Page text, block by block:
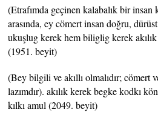
(Etrafımda geçinen kalabalık bir
arasında, ey cömert insan doğru,
ukuşlug kerek hem biliglig kerek
(1951. beyit)
(Bey bilgili ve akıllı olmalıdır; cömert
lazımdır). akılık kerek begke kodkı
kılkı amul (2049. beyit)